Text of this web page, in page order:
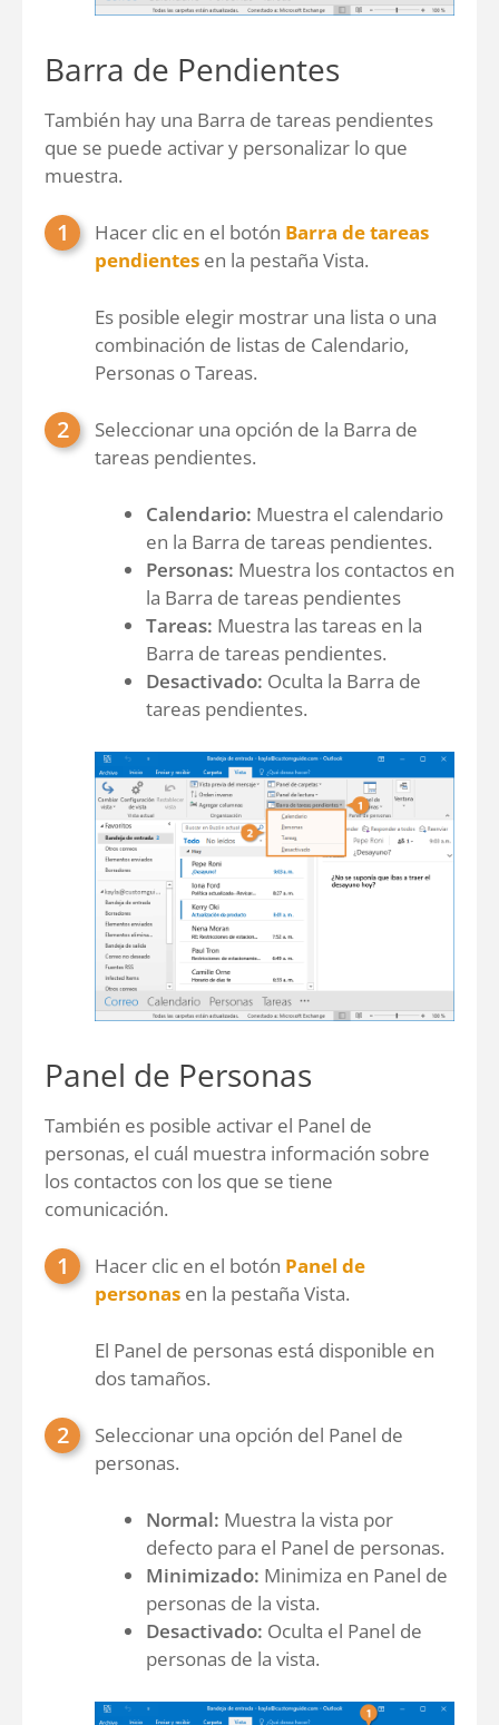
Barra de Pendientes
También hay una Barra de tareas pendientes
que se puede activar y personalizar lo que
muestra.
Hacer clic en el botón Barra de tareas
pendientes en la pestaña Vista.
Es posible elegir mostrar una lista o una
combinación de listas de Calendario,
Personas o Tareas.
Seleccionar una opción de la Barra de
tareas pendientes.
Calendario: Muestra el calendario
en la Barra de tareas pendientes.
Personas: Muestra los contactos en
la Barra de tareas pendientes
Tareas: Muestra las tareas en la
Barra de tareas pendientes.
Desactivado: Oculta la Barra de
tareas pendientes.
Panel de Personas
También es posible activar el Panel de
personas, el cuál muestra información sobre
los contactos con los que se tiene
comunicación.
Hacer clic en el botón Panel de
personas en la pestaña Vista.
El Panel de personas está disponible en
dos tamaños.
Seleccionar una opción del Panel de
personas.
Normal: Muestra la vista por
defecto para el Panel de personas.
Minimizado: Minimiza en Panel de
personas de la vista.
Desactivado: Oculta el Panel de
personas de la vista.